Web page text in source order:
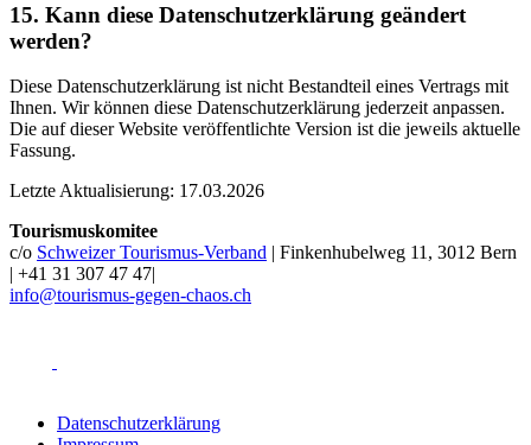
15. Kann diese Datenschutzerklärung geändert
werden?
Diese Datenschutzerklärung ist nicht Bestandteil eines Vertrags mit
Ihnen. Wir können diese Datenschutzerklärung jederzeit anpassen.
Die auf dieser Website veröffentlichte Version ist die jeweils aktuelle
Fassung.
Letzte Aktualisierung: 17.03.2026
Tourismuskomitee
c/o Schweizer Tourismus-Verband | Finkenhubelweg 11, 3012 Bern
| +41 31 307 47 47|
info@tourismus-gegen-chaos.ch
Datenschutzerklärung